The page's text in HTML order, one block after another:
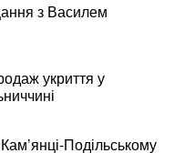
з Василем
укриття у
Подільському